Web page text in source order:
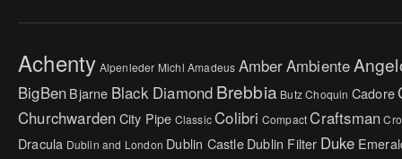
Achenty Alpenleder Michl Amadeus AmberAmbiente
BigBenBjarne Black Diamond Brebbia Butz Choquin Cadore
ChurchwardenCity Pipe ClassicColibri Compact Craftsman
Dracula Dublin and London Dublin CastleDublin Filter Duke